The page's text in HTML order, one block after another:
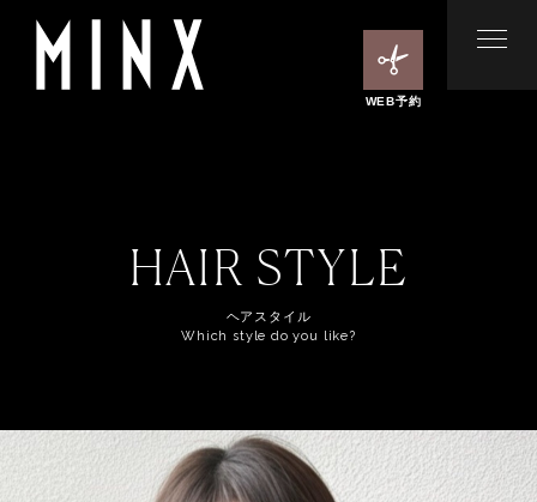
WEB予約
HAIR STYLE
ヘアスタイル
Which style do you like?